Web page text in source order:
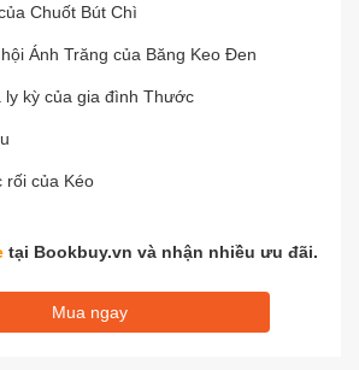
Chuốt Bút Chì
Ánh Trăng của Băng Keo Đen
ly kỳ của gia đình Thước
rối của Kéo
tại Bookbuy.vn và nhận nhiều ưu đãi.
Mua ngay